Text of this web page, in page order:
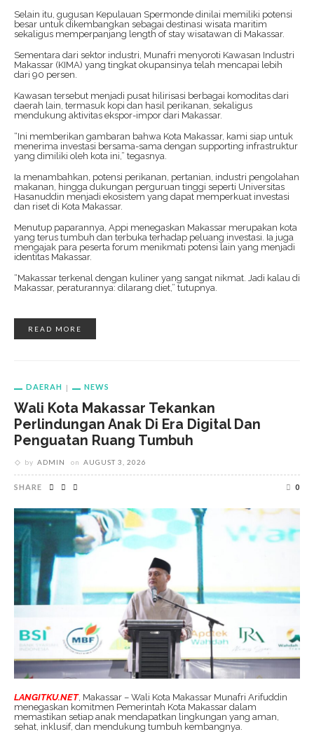
Selain itu, gugusan Kepulauan Spermonde dinilai memiliki potensi
besar untuk dikembangkan sebagai destinasi wisata maritim
sekaligus memperpanjang length of stay wisatawan di Makassar.
Sementara dari sektor industri, Munafri menyoroti Kawasan Industri
Makassar (KIMA) yang tingkat okupansinya telah mencapai lebih
dari 90 persen.
Kawasan tersebut menjadi pusat hilirisasi berbagai komoditas dari
daerah lain, termasuk kopi dan hasil perikanan, sekaligus
mendukung aktivitas ekspor-impor dari Makassar.
“Ini memberikan gambaran bahwa Kota Makassar, kami siap untuk
menerima investasi bersama-sama dengan supporting infrastruktur
yang dimiliki oleh kota ini,” tegasnya.
Ia menambahkan, potensi perikanan, pertanian, industri pengolahan
makanan, hingga dukungan perguruan tinggi seperti Universitas
Hasanuddin menjadi ekosistem yang dapat memperkuat investasi
dan riset di Kota Makassar.
Menutup paparannya, Appi menegaskan Makassar merupakan kota
yang terus tumbuh dan terbuka terhadap peluang investasi. Ia juga
mengajak para peserta forum menikmati potensi lain yang menjadi
identitas Makassar.
“Makassar terkenal dengan kuliner yang sangat nikmat. Jadi kalau di
Makassar, peraturannya: dilarang diet,” tutupnya.
READ MORE
DAERAH NEWS
Wali Kota Makassar Tekankan
Perlindungan Anak Di Era Digital Dan
Penguatan Ruang Tumbuh
by ADMIN on AUGUST 3, 2026
SHARE 0
LANGITKU.NET, Makassar – Wali Kota Makassar Munafri Arifuddin
menegaskan komitmen Pemerintah Kota Makassar dalam
memastikan setiap anak mendapatkan lingkungan yang aman,
sehat, inklusif, dan mendukung tumbuh kembangnya.